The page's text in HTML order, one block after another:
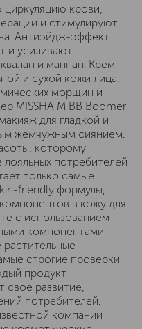
крови,
и стимулируют
Антиэйдж-эффект
и усиливают
и маннан. Крем
и сухой кожи лица.
морщин и
MISSHA M BB Boomer
для гладкой и
жемчужным сиянием.
которому
потребителей
только самые
friendly формулы,
в кожу для
с использованием
компонентами
растительные
строгие проверки
продукт
свое развитие,
потребителей.
компании